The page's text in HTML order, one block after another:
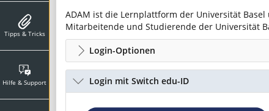
Tipps & Tricks
Hilfe & Support
ADAM ist die Lernplattform der Universität
Mitarbeitende und Studierende der Universität
Login-Optionen
Login mit Switch edu-ID